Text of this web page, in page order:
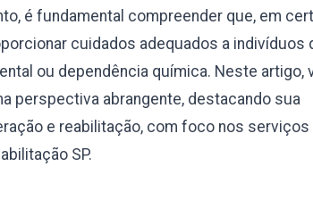
é fundamental compreender que, em
cuidados adequados a indivíduos
ou dependência química. Neste artigo,
perspectiva abrangente, destacando sua
e reabilitação, com foco nos serviços
SP.